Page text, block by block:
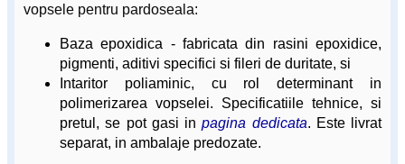
vopsele pentru pardoseala:
Baza epoxidica - fabricata din rasini epoxidice,
pigmenti, aditivi specifici si fileri de duritate, si
Intaritor poliaminic, cu rol determinant in
polimerizarea vopselei. Specificatiile tehnice, si
pretul, se pot gasi inpagina dedicata. Este livrat
separat, in ambalaje predozate.